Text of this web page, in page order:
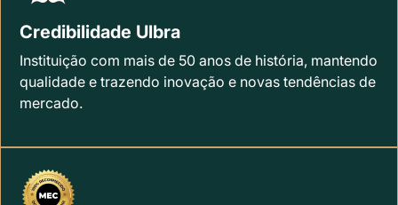
Credibilidade Ulbra
Instituição com mais de 50 anos de história, mantendo
qualidade e trazendo inovação e novas tendências de
mercado.